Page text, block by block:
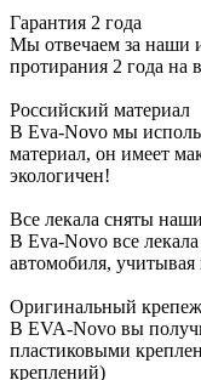
Гарантия 2 года
Мы отвечаем за наши
протирания 2 года на
Российский материал
В Eva-Novo мы
материал, он имеет
экологичен!
Все лекала сняты
В Eva-Novo все
автомобиля, учитывая
Оригинальный крепеж
В EVA-Novo вы
пластиковыми
креплений)